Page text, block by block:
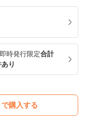
時発行限定合計
り
購入する